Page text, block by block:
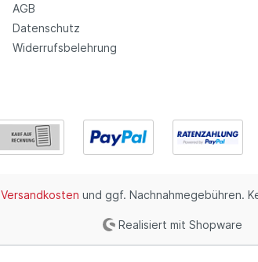
AGB
Datenschutz
Widerrufsbelehrung
Versandkosten und ggf. Nachnahmegebühren.
Realisiert mit Shopware